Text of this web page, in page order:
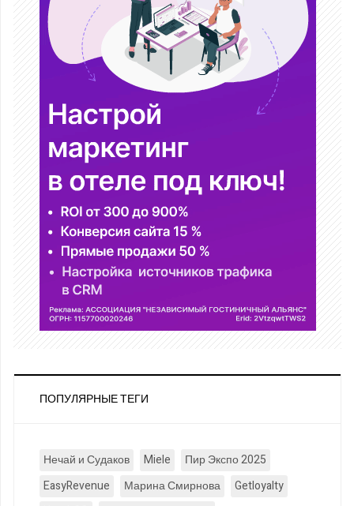
ПОПУЛЯРНЫЕ ТЕГИ
Нечай и Судаков Miele
Пир Экспо 2025
EasyRevenue
Марина Смирнова
Getloyalty